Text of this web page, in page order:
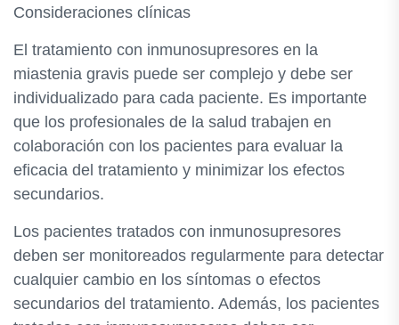
Consideraciones clínicas
El tratamiento con inmunosupresores en la
miastenia gravis puede ser complejo y debe ser
individualizado para cada paciente. Es importante
que los profesionales de la salud trabajen en
colaboración con los pacientes para evaluar la
eficacia del tratamiento y minimizar los efectos
secundarios.
Los pacientes tratados con inmunosupresores
deben ser monitoreados regularmente para detectar
cualquier cambio en los síntomas o efectos
secundarios del tratamiento. Además, los pacientes